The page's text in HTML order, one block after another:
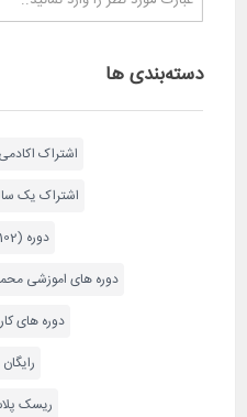
دسته‌بندی ها
اشتراک
اشتراک یک
دوره MBA (102)
دوره های اموزشی
دوره های
رایگان
ریسک